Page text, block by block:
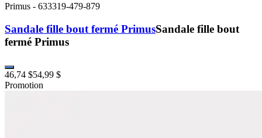
Primus - 633319-479-879
Sandale fille bout fermé PrimusSandale fille bout
fermé Primus
46,74 $54,99 $
Promotion